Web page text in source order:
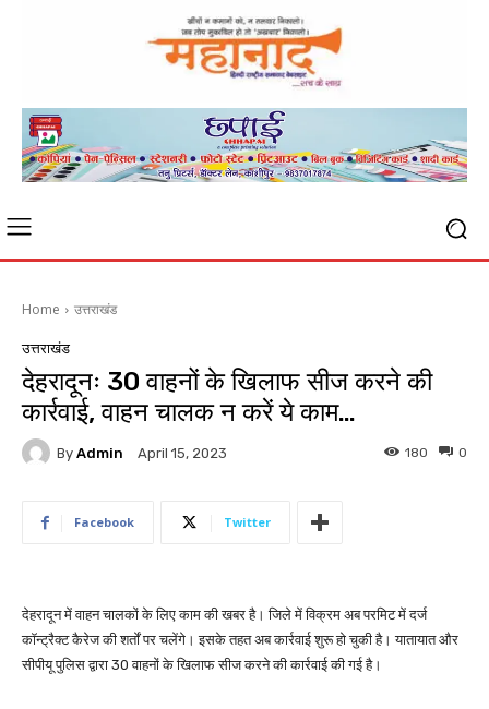
Home उत्तराखंड
उत्तराखंड
देहरादूनः 30 वाहनों के खिलाफ सीज करने की
कार्रवाई, वाहन चालक न करें ये काम…
By Admin April 15, 2023 0
180
Facebook Twitter
देहरादून में वाहन चालकों के लिए काम की खबर है। जिले में विक्रम अब परमिट में दर्ज
कॉन्ट्रैक्ट कैरेज की शर्तों पर चलेंगे। इसके तहत अब कार्रवाई शुरू हो चुकी है। यातायात और
सीपीयू पुलिस द्वारा 30 वाहनों के खिलाफ सीज करने की कार्रवाई की गई है।